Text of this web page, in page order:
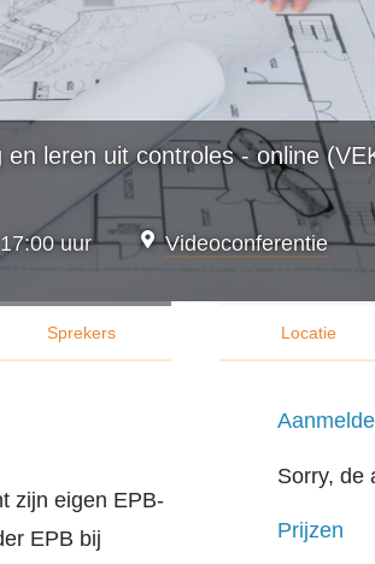
leren uit controles - online
uur
Videoconferentie
Sprekers Locatie
zijn eigen EPB-
EPB bij
Sorry, de
Prijzen